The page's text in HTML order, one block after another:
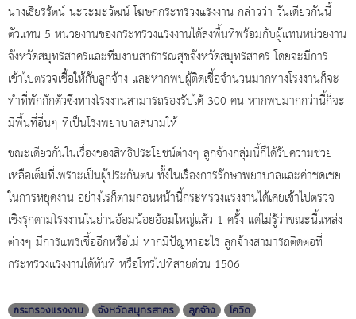
นางเธียรรัตน์ นะวะมะวัฒน์ โฆษกกระทรวงแรงงาน กล่าวว่า วันเดียวกันนี้
ตัวแทน 5 หน่วยงานของกระทรวงแรงงานได้ลงพื้นที่พร้อมกับผู้แทนหน่วยงาน
จังหวัดสมุทรสาครและทีมงานสาธารณสุขจังหวัดสมุทรสาคร โดยจะมีการ
เข้าไปตรวจเชื้อให้กับลูกจ้าง และหากพบผู้ติดเชื้อจำนวนมากทางโรงงานก็จะ
ทำที่พักกักตัวซึ่งทางโรงงานสามารถรองรับได้ 300 คน หากพบมากกว่านี้ก็จะ
มีพื้นที่อื่นๆ ที่เป็นโรงพยาบาลสนามให้
ขณะเดียวกันในเรื่องของสิทธิประโยชน์ต่างๆ ลูกจ้างกลุ่มนี้ก็ได้รับความช่วย
เหลือเต็มที่เพราะเป็นผู้ประกันตน ทั้งในเรื่องการรักษาพยาบาลและค่าชดเชย
ในการหยุดงาน อย่างไรก็ตามก่อนหน้านี้กระทรวงแรงงานได้เคยเข้าไปตรวจ
เชิงรุกตามโรงงานในย่านอ้อมน้อยอ้อมใหญ่แล้ว 1 ครั้ง แต่ไม่รู้ว่าขณะนี้แหล่ง
ต่างๆ มีการแพร่เชื้ออีกหรือไม่ หากมีปัญหาอะไร ลูกจ้างสามารถติดต่อที่
กระทรวงแรงงานได้ทันที หรือโทรไปที่สายด่วน 1506
กระทรวงแรงงาน จังหวัดสมุทรสาคร ลูกจ้าง โควิด